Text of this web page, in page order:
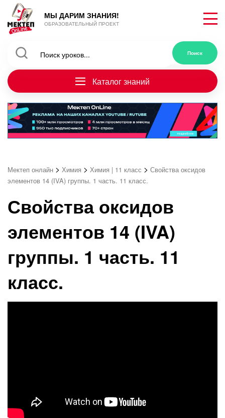
МЫ ДАРИМ ЗНАНИЯ!
ОБРАЗОВАТЕЛЬНЫЙ ПРОЕКТ
Каталог знаний
Мектеп онлайн > Химия > Химия | 11 класс > Свойства оксидов
элементов 14 (IVA) группы. 1 часть. 11 класс.
Свойства оксидов
элементов 14 (IVA)
группы. 1 часть. 11
класс.